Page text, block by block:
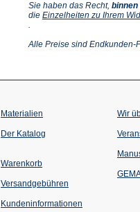
Sie haben das Recht, binnen
die Einzelheiten zu Ihrem
einem
.
Alle Preise sind Endkunden-
Materialien
Der Katalog
Warenkorb
Versandgebühren
Kundeninformationen
Wir